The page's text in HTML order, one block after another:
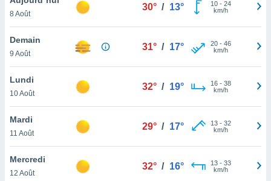
et
»,
au
vous
qu'ils
ou
le
8 Août
30° / 13° 10- 24
km/h
Demain
9 Août
31° / 17° 20- 46
km/h
Lundi
10 Août
32° / 19° 16- 38
km/h
Mardi
11 Août
29° / 17° 13- 32
km/h
Mercredi
12 Août
32° / 16° 13- 33
km/h